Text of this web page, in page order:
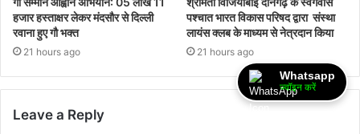
हजार हस्ताक्षर लेकर मंदसौर से दिल्ली
रवाना हुए गौ भक्त
21 hours ago
पश्चात भारत विकास परिषद द्वारा संस्था
लायंस क्लब के माध्यम से नेत्रदान किया
21 hours ago
Leave a Reply
Whatsapp
ज्वॉइन करें